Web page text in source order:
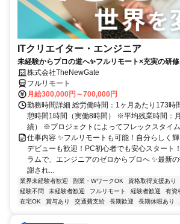
ITクリエイター・エンジニア
未経験からプロの道へ✨フルリモート×充実の研修
株式会社TheNewGate
フルリモート
月給300,000円～700,000円
勤務時間詳細 総労働時間：1ヶ月あたり173
憩時間1時間（実働8時間） ※平均残業時間：
績） ※プロジェクトによってフレックスタイ
仕事内容 ✨フルリモートも可能！自分らしく
デビューも歓迎！PC初心者でも安心スタート
ラムで、エンジニアのゼロからプロへ ✨最新
謝され...
業界未経験者歓迎 副業・WワークOK 資格取得支援あり
経験不問
未経験者歓迎 フルリモート 経験者歓迎 有資
在宅OK
賞与あり 交通費支給 長期歓迎 長期休暇あり